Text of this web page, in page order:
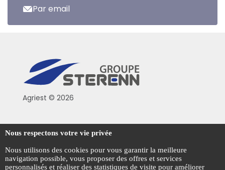
Par email
Agriest © 2026
Conditions générales de vente
Mentions légales
Politique de confidentialité
Nous respectons votre vie privée
Nous utilisons des cookies pour vous garantir la meilleure
navigation possible, vous proposer des offres et services
personnalisés et réaliser des statistiques de visite pour améliorer